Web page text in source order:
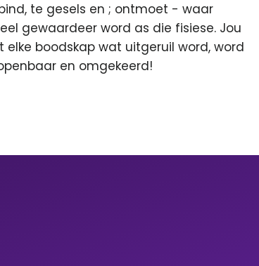
te gesels en ; ontmoet - waar
gewaardeer word as die fisiese. Jou
boodskap wat uitgeruil word, word
en omgekeerd!